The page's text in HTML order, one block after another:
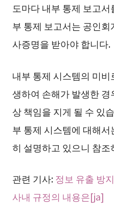
도마다 내부 통제 보고
부 통제 보고서는 공인
사증명을 받아야 합니다.
내부 통제 시스템의 미
생하여 손해가 발생한
상 책임을 지게 될 수 있
부 통제 시스템에 대해
히 설명하고 있으니 참
관련 기사:정보 유출 방
사내 규정의 내용은[ja]